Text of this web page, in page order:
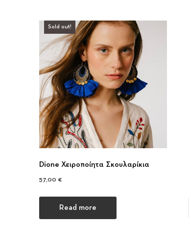
Sold out!
Dione Χειροποίητα Σκουλαρίκια
57,00 €
Read more